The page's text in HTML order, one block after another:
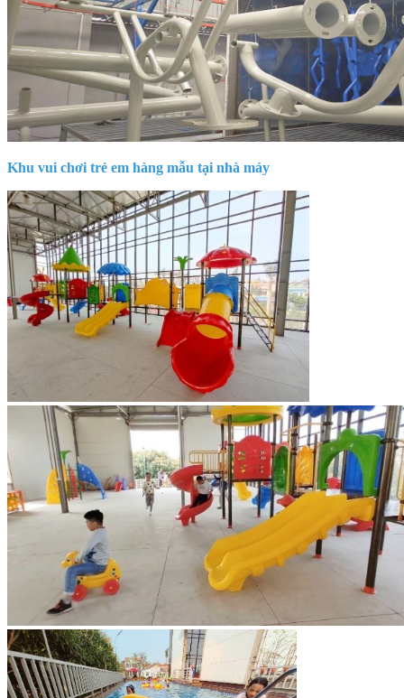
Khu vui chơi trẻ em hàng mẫu tại nhà máy